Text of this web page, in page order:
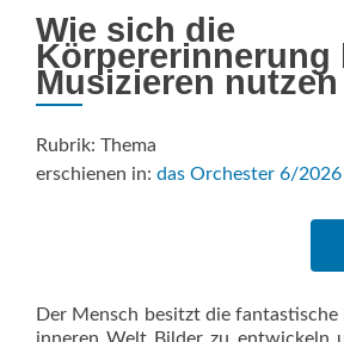
Wie sich die
Körpererinnerung
Musizieren
Rubrik: Thema
erschienen in: das Orchester 6/2026
Der Mensch besitzt die fantastische